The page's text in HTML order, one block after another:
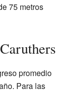
75 metros
promedio
Para las